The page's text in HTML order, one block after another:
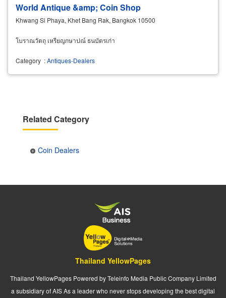
World Antique &amp; Coin Shop
Khwang Si Phaya, Khet Bang Rak, Bangkok 10500
โบราณวัตถุ เหรียญกษาปณ์ ธนบัตรเก่า
Category :Antiques-Dealers
Related Category
Coin Dealers
Thailand YellowPages
Thailand YellowPages Powered by Teleinfo Media Public Company Limited
a subsidiary of AIS As a leader who never stops developing the best digital